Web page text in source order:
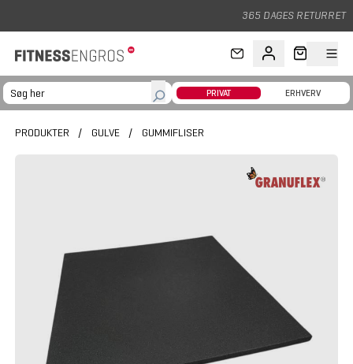
365 DAGES RETURRET
PRIVAT ERHVERV
PRODUKTER / GULVE / GUMMIFLISER